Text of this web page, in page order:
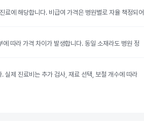
에 해당합니다. 비급여 가격은 병원별로 자율 책정되어
따라 가격 차이가 발생합니다. 동일 소재라도 병원 정
실제 진료비는 추가 검사, 재료 선택, 보철 개수에 따라